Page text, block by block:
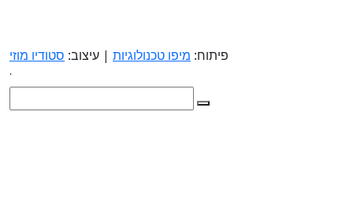
פיתוח: מיפו טכנולוגיות | עיצוב: סטודיו מוזי
.